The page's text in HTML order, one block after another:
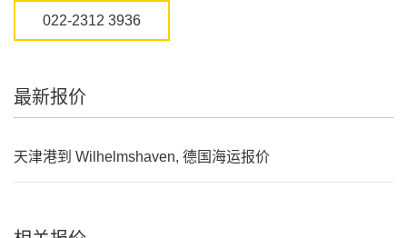
022-2312 3936
最新报价
天津港到 Wilhelmshaven, 德国海运报价